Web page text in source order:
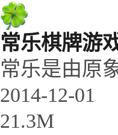
常乐棋牌游
常乐是由原
2014-12-01
21.3M